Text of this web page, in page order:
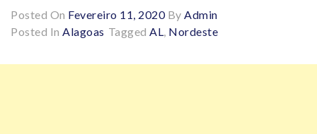
Posted On Fevereiro 11, 2020By Admin
Posted In Alagoas Tagged AL, Nordeste